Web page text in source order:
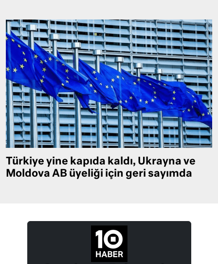
Türkiye yine kapıda kaldı, Ukrayna ve
Moldova AB üyeliği için geri sayımda